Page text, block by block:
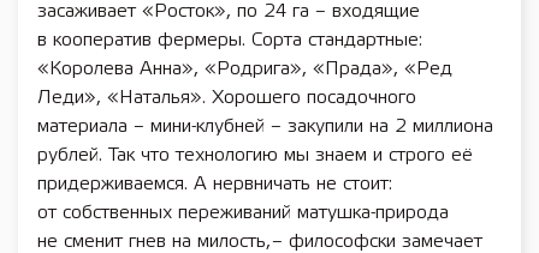
засаживает «Росток», по 24 га – входящие
в кооператив фермеры. Сорта стандартные:
«Королева Анна», «Родрига», «Прада», «Ред
Леди», «Наталья». Хорошего посадочного
материала – мини-клубней – закупили на 2 миллиона
руб­лей. Так что технологию мы знаем и строго её
придерживаемся. А нервничать не стоит:
от собственных переживаний матушка-­природа
не сменит гнев на милость, – философски замечает